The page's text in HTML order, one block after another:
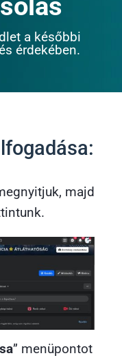
a későbbi
érdekében.
majd
” menüpontot